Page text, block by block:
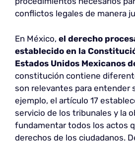
conflictos legales de manera
En México, el derecho
establecido en la
Estados Unidos Mexicanos
constitución contiene
son relevantes para entender
ejemplo, el artículo 17
servicio de los tribunales y la
fundamentar todos los actos
derechos de los ciudadanos.